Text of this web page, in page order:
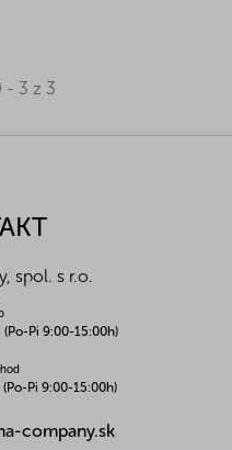
- 3 z 3
spol. s r.o.
(Po-Pi 9:00-15:00h)
(Po-Pi 9:00-15:00h)
company.sk